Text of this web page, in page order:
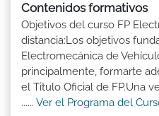
Contenidos formativos
Objetivos del curso FP
distancia:Los objetivos
Electromecánica de
principalmente, formarte
el Titulo Oficial de FP.Una
...... Ver el Programa del